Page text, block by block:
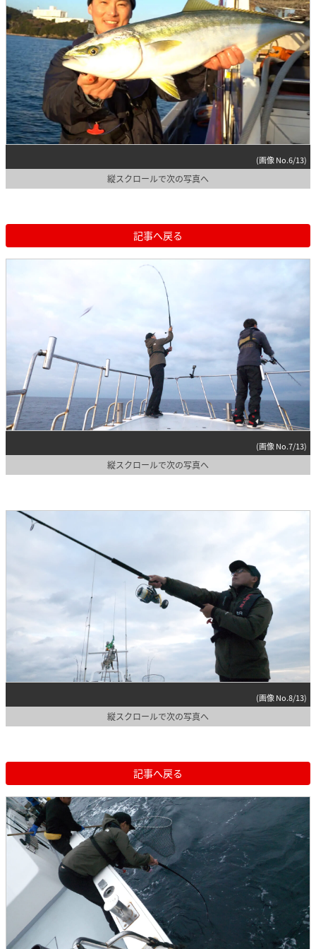
(画像 No.6/13)
縦スクロールで次の写真へ
記事へ戻る
(画像 No.7/13)
縦スクロールで次の写真へ
(画像 No.8/13)
縦スクロールで次の写真へ
記事へ戻る